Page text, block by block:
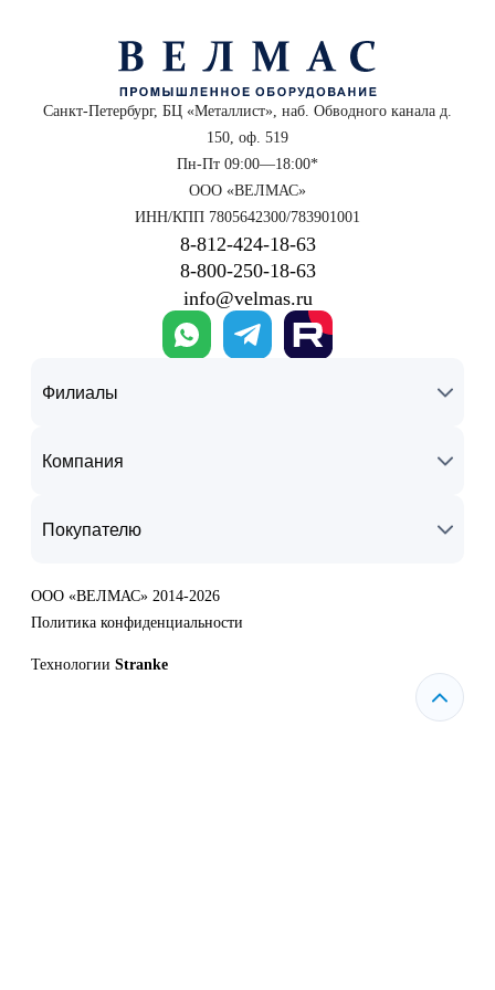
Санкт-Петербург, БЦ «Металлист», наб. Обводного канала д.
150, оф. 519
Пн-Пт 09:00—18:00*
ООО «ВЕЛМАС»
ИНН/КПП 7805642300/783901001
8‑812‑424‑18‑63
8‑800‑250‑18‑63
info@velmas.ru
Филиалы
Компания
Покупателю
ООО «ВЕЛМАС» 2014-2026
Политика конфиденциальности
Технологии Stranke